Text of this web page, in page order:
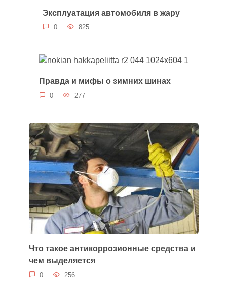
Эксплуатация автомобиля в жару
0 825
Правда и мифы о зимних шинах
0 277
Что такое антикоррозионные средства и
чем выделяется
0 256